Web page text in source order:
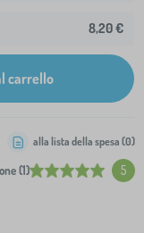
8,20 €
carrello
(1) 5
alla lista della spesa (0)